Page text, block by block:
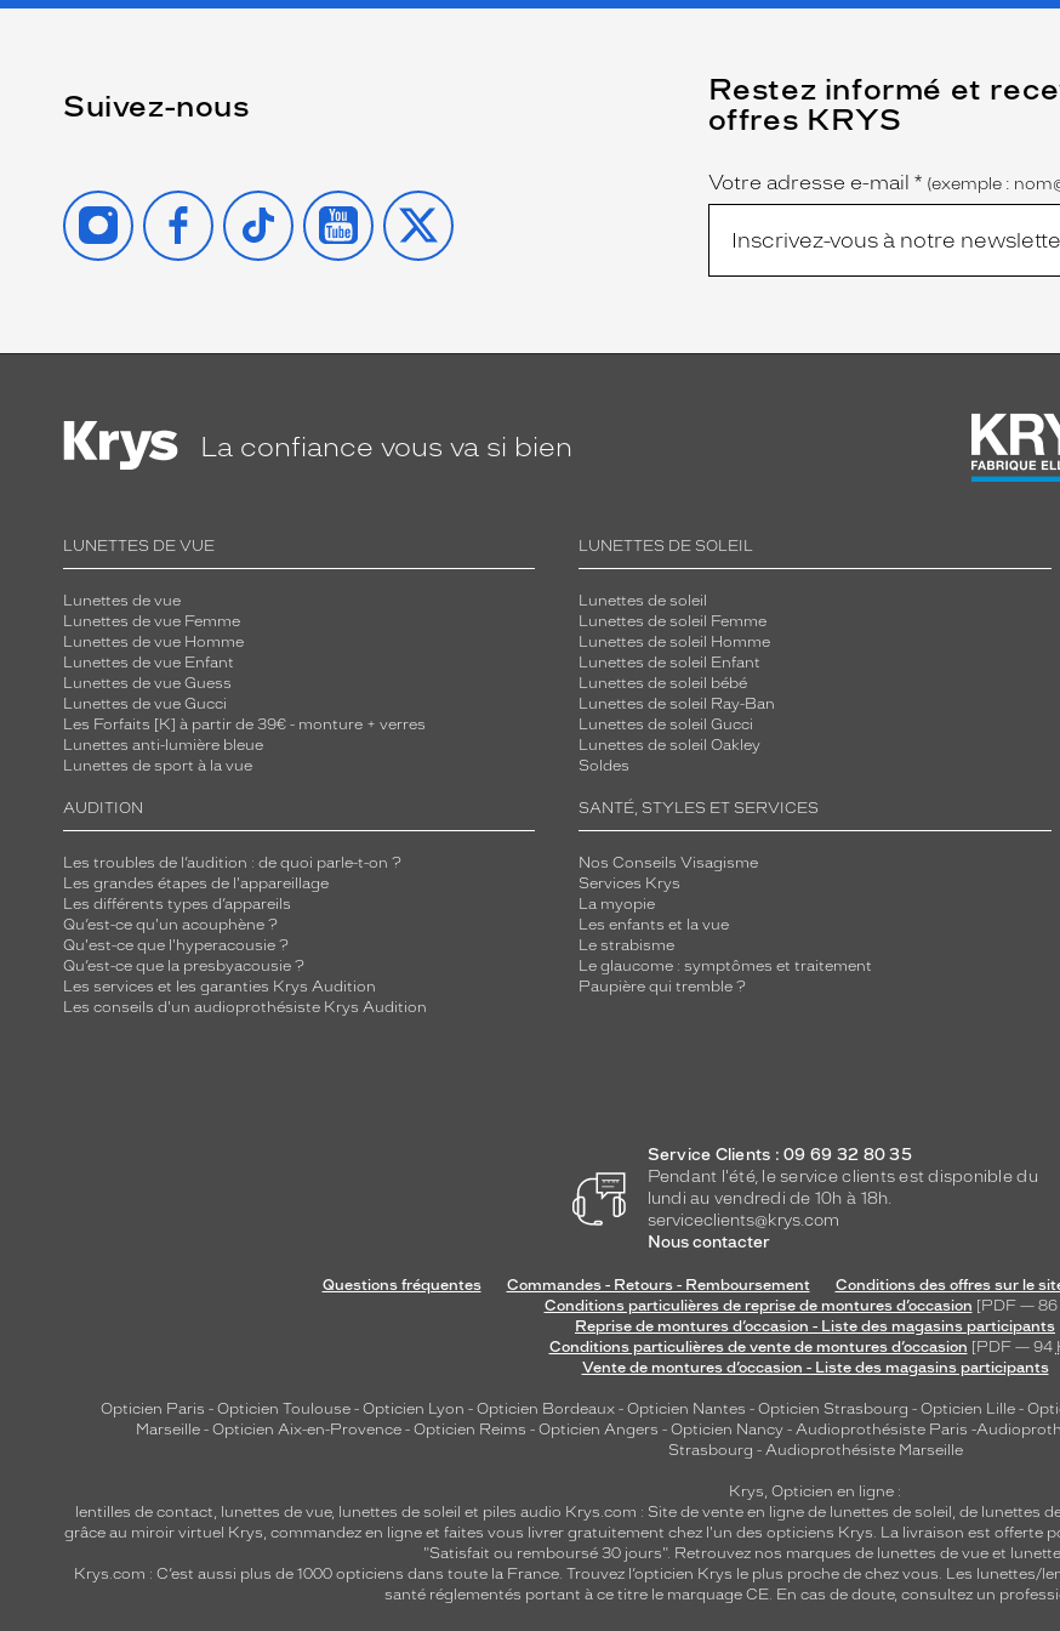
Suivez-nous
INSTAGRAMFACEBOOK
TIKTOK YOUTUBE
X
Restez informé et
offres KRYS
Name
Votre adresse e-mail *
(Ce
champ
est
obligatoire)
(exemple :
La confiance vous va si bien
LUNETTES DE VUE
Lunettes de vue
Lunettes de vue Femme
Lunettes de vue Homme
Lunettes de vue Enfant
Lunettes de vue Guess
Lunettes de vue Gucci
Les Forfaits [K] à partir de 39€ - monture + verres
Lunettes anti-lumière bleue
Lunettes de sport à la vue
LUNETTES DE SOLEIL
Lunettes de soleil
Lunettes de soleil Femme
Lunettes de soleil Homme
Lunettes de soleil Enfant
Lunettes de soleil bébé
Lunettes de soleil Ray-Ban
Lunettes de soleil Gucci
Lunettes de soleil Oakley
Soldes
AUDITION
Les troubles de l’audition : de quoi parle-t-on ?
Les grandes étapes de l'appareillage
Les différents types d’appareils
Qu’est-ce qu'un acouphène ?
Qu'est-ce que l'hyperacousie ?
Qu’est-ce que la presbyacousie ?
Les services et les garanties Krys Audition
Les conseils d'un audioprothésiste Krys Audition
SANTÉ, STYLES ET SERVICES
Nos Conseils Visagisme
Services Krys
La myopie
Les enfants et la vue
Le strabisme
Le glaucome : symptômes et traitement
Paupière qui tremble ?
Service Clients : 09 69 32 80 35
Pendant l'été, le service clients est disponible du
lundi au vendredi de 10h à 18h.
serviceclients@krys.com
Nous contacter
Questions fréquentes Commandes - Retours - Remboursement Conditions des offres sur le
Conditions particulières de reprise de montures d’occasion [PDF — 86
Reprise de montures d’occasion - Liste des magasins participants
Conditions particulières de vente de montures d’occasion [PDF — 94
Vente de montures d’occasion - Liste des magasins participants
Opticien Paris - Opticien Toulouse - Opticien Lyon - Opticien Bordeaux - Opticien Nantes - Opticien Strasbourg - Opticien Lille -
Marseille - Opticien Aix-en-Provence - Opticien Reims - Opticien Angers - Opticien Nancy - Audioprothésiste Paris -
Strasbourg - Audioprothésiste Marseille
Krys, Opticien en ligne :
lentilles de contact, lunettes de vue, lunettes de soleil et piles audio Krys.com : Site de vente en ligne de lunettes de soleil, de lunettes
grâce au miroir virtuel Krys, commandez en ligne et faites vous livrer gratuitement chez l'un des opticiens Krys. La livraison est offerte
"Satisfait ou remboursé 30 jours". Retrouvez nos marques de lunettes de vue et
Krys.com : C’est aussi plus de 1000 opticiens dans toute la France. Trouvez l’opticien Krys le plus proche de chez vous. Les lunettes/
santé réglementés portant à ce titre le marquage CE. En cas de doute, consultez un